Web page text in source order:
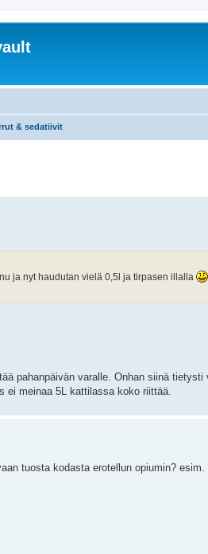
& sedatiivit
ja nyt haudutan vielä 0,5l ja tirpasen illalla
pahanpäivän varalle. Onhan siinä
ei meinaa 5L kattilassa koko riittää.
tuosta kodasta erotellun opiumin?